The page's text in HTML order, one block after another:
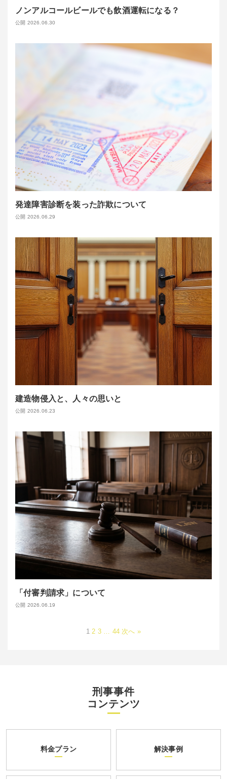
ノンアルコールビールでも飲酒運転になる？
公開 2026.06.30
発達障害診断を装った詐欺について
公開 2026.06.29
建造物侵入と、人々の思いと
公開 2026.06.23
「付審判請求」について
公開 2026.06.19
1 2 3 … 44 次へ »
刑事事件
コンテンツ
料金プラン 解決事例